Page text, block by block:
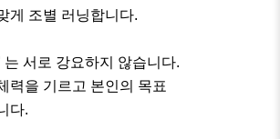
게 조별 러닝합니다.
서로 강요하지 않습니다.
력을 기르고 본인의 목표
다.